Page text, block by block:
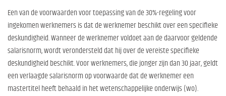
Een van de voorwaarden voor toepassing van de 30%-regeling voor
ingekomen werknemers is dat de werknemer beschikt over een specifieke
deskundigheid. Wanneer de werknemer voldoet aan de daarvoor geldende
salarisnorm, wordt verondersteld dat hij over de vereiste specifieke
deskundigheid beschikt. Voor werknemers, die jonger zijn dan 30 jaar, geldt
een verlaagde salarisnorm op voorwaarde dat de werknemer een
mastertitel heeft behaald in het wetenschappelijke onderwijs (wo).